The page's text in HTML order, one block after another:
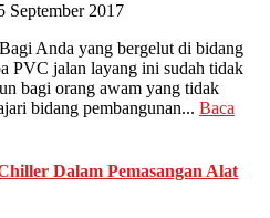
September 2017
Anda yang bergelut di bidang
PVC jalan layang ini sudah tidak
bagi orang awam yang tidak
bidang pembangunan... Baca
Dalam Pemasangan Alat